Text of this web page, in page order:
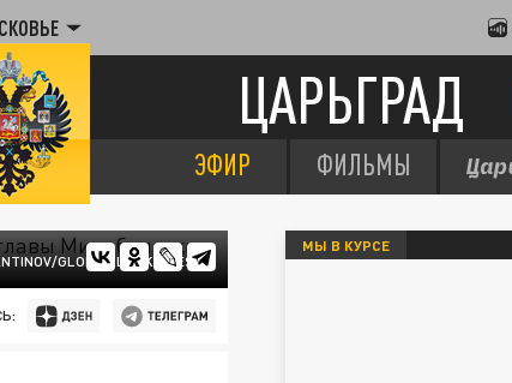
ЦАРЬГРАД
ЭФИР ФИЛЬМЫ
GLOBAL LOOK PRESS
МЫ В КУРСЕ